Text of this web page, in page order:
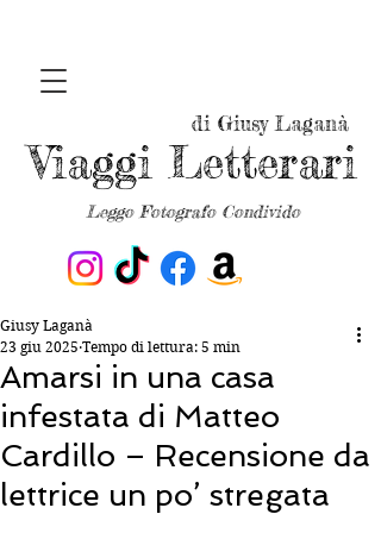
Leggo Fotografo Condivido
Viaggi Letterari
di Giusy Laganà
Amarsi in una casa
infestata di Matteo
Cardillo – Recensione da
lettrice un po’ stregata
Giusy Laganà
23 giu 2025 Tempo di lettura: 5 min